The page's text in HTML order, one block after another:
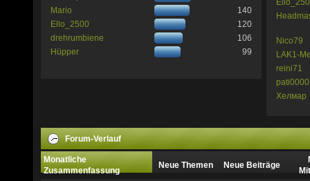
Mario
140
Ello_2500
120
drehrumbiene
106
Hüpper
99
Nico79
LAK1-
reini71
Хелмар
Forum-Verlauf
Monatliche
Zusammenfassung
Neue Themen Neue Beiträge